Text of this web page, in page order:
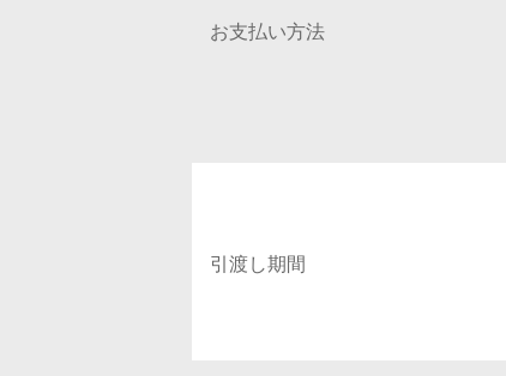
お支払い方法
引渡し期間